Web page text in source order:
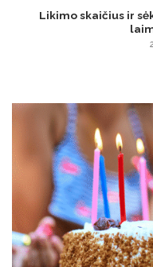
Likimo skaičius ir